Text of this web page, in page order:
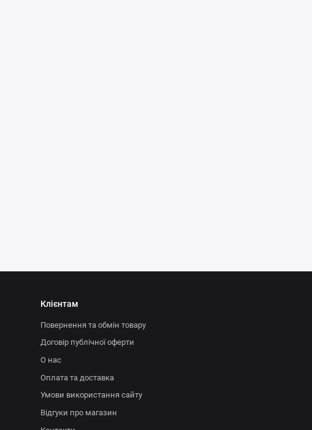
Клієнтам
Повернення та обмін товару
Договір публічної оферти
О нас
Оплата та доставка
Умови використання сайту
Відгуки про магазин